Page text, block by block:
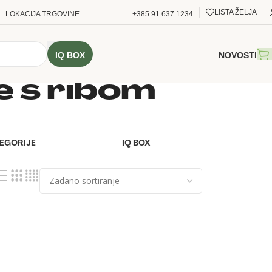
LOKACIJA TRGOVINE +385 91 637 1234 LISTA ŽELJA
IQ BOX NOVOSTI
s ribom
IQ BOX